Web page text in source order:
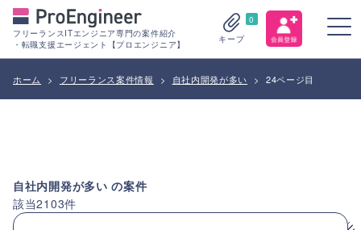
フリーランスITエンジニア専門の案件紹介
・転職支援エージェント【プロエンジニア】
0
キープ
ホーム > フリーランス案件情報 > 自社内開発が多い > 24ページ目
自社内開発が多いの案件
該当2103件